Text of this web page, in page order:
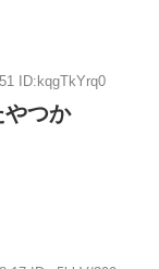
ID:kqgTkYrq0
やつか